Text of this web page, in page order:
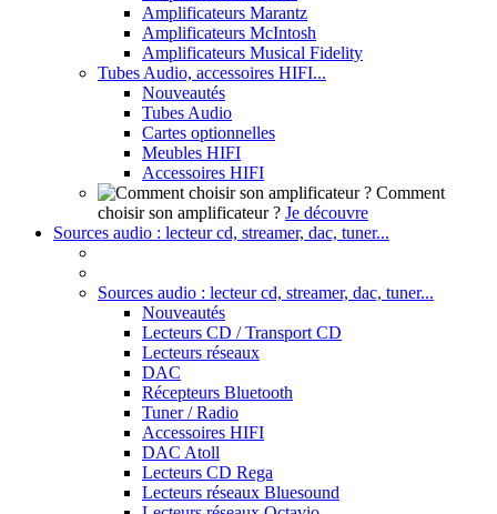
Amplificateurs Marantz
Amplificateurs McIntosh
Amplificateurs Musical Fidelity
Tubes Audio, accessoires HIFI...
Nouveautés
Tubes Audio
Cartes optionnelles
Meubles HIFI
Accessoires HIFI
Comment
choisir son amplificateur ? Je découvre
Sources audio : lecteur cd, streamer, dac, tuner...
Sources audio : lecteur cd, streamer, dac, tuner...
Nouveautés
Lecteurs CD / Transport CD
Lecteurs réseaux
DAC
Récepteurs Bluetooth
Tuner / Radio
Accessoires HIFI
DAC Atoll
Lecteurs CD Rega
Lecteurs réseaux Bluesound